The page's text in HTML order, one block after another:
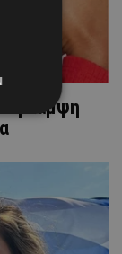
λάμψη